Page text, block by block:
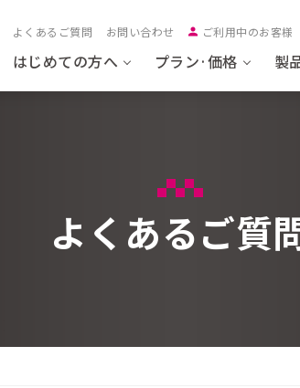
よくあるご質問 お問い合わせ ご利用中のお客様
はじめての方へ プラン·価格 製
よくあるご質